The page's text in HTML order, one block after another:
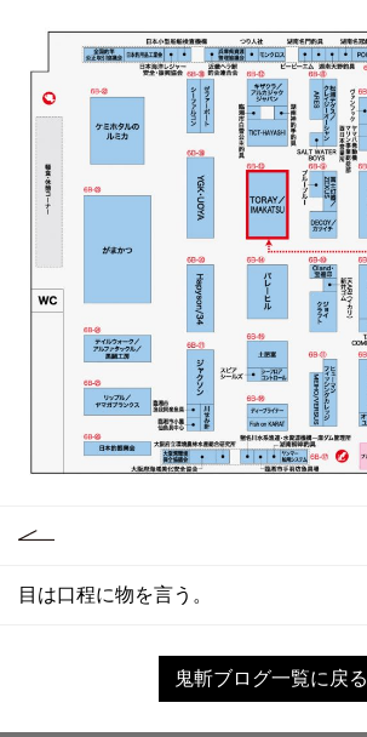
目は口程に物を言う。
鬼斬ブログ一覧に戻る